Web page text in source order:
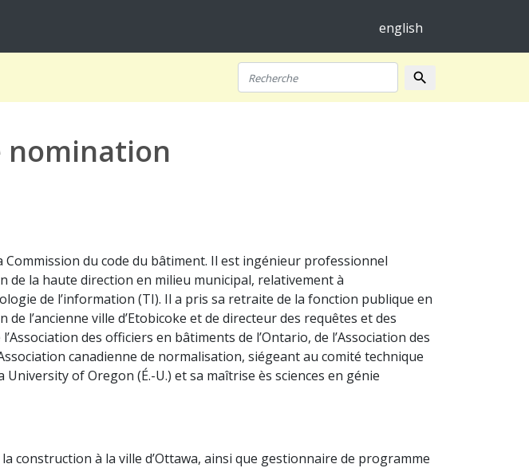
english
search
nomination
du code du bâtiment. Il est ingénieur professionnel
de la haute direction en milieu municipal, relativement à
de l’information (TI). Il a pris sa retraite de la fonction publique en
l’ancienne ville d’Etobicoke et de directeur des requêtes et des
des officiers en bâtiments de l’Ontario, de l’Association des
canadienne de normalisation, siégeant au comité technique
of Oregon (É.-U.) et sa maîtrise ès sciences en génie
à la ville d’Ottawa, ainsi que gestionnaire de programme